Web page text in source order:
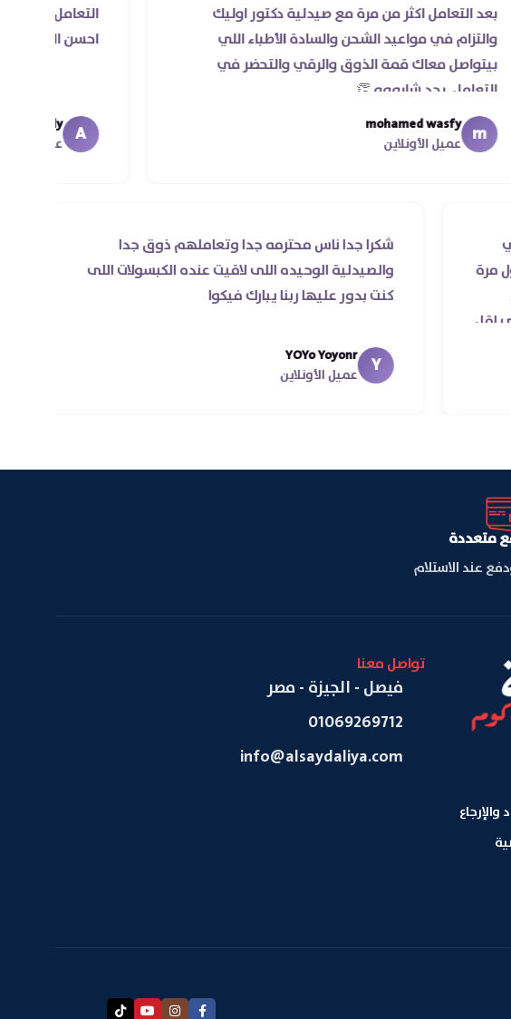
اكثر من مرة مع صيدلية دكتور اوليك
في مواعيد الشحن والسادة الأطباء اللي
معاك قمة الذوق والرقي والتحضر في
بجد شابووو 👏‏
mohamed
الأونلاين
التعامل راقي جدا و
احسن الدكاتره الي
Ahmed Magdy
عميل الأونلاين
للي
اول مرة
حسن
في اقل
شكرا جدا ناس محترمه جدا وتعاملهم ذوق جدا
والصيدلية الوحيده اللى لاقيت عنده الكبسولات اللى
كنت بدور عليها ربنا يبارك فيكوا
Y
YOYo Yoyonr
عميل الأونلاين
متعددة
عند الاستلام
تواصل معنا
فيصل - الجيزة - مصر
01069269712
info@alsaydaliya.com